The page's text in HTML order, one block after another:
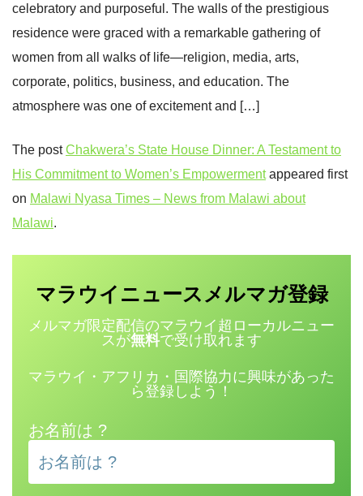
celebratory and purposeful. The walls of the prestigious
residence were graced with a remarkable gathering of
women from all walks of life—religion, media, arts,
corporate, politics, business, and education. The
atmosphere was one of excitement and […]
The postChakwera’s State House Dinner: A Testament to
His Commitment to Women’s Empowermentappeared first
on Malawi Nyasa Times – News from Malawi about
Malawi.
マラウイニュース メルマガ登録
メルマガ限定配信のマラウイ超ローカルニュー
スが無料で受け取れます
マラウイ・アフリカ・国際協力に興味があった
ら登録しよう！
お名前は ?